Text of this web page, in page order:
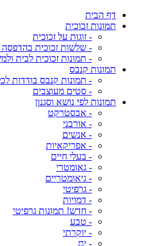
דף הבית
תמונות זכוכית
- זוגות על זכוכית
- שלשות זכוכית בהדפסה
- תמונות זכוכית לבית
תמונות קנבס
- תמונות קנבס בודדות
- סטים מעוצבים
תמונות לפי נושא וסגנון
- אבסטרקט
- אורבני
- אנשים
- אפריקאיות
- בעלי חיים
- גאומטרי
- גיאומטריים
- גרפיטי
- דמויות
- חדש! תמונות גרפיטי
- טבע
- יוקרתי
- ים